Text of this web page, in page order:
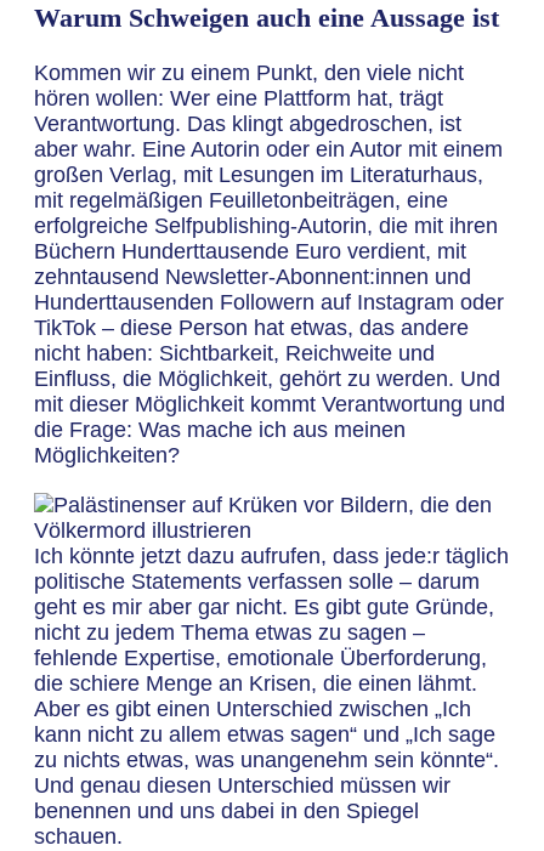
Warum Schweigen auch eine Aussage ist
Kommen wir zu einem Punkt, den viele nicht
hören wollen: Wer eine Plattform hat, trägt
Verantwortung. Das klingt abgedroschen, ist
aber wahr. Eine Autorin oder ein Autor mit einem
großen Verlag, mit Lesungen im Literaturhaus,
mit regelmäßigen Feuilletonbeiträgen, eine
erfolgreiche Selfpublishing-Autorin, die mit ihren
Büchern Hunderttausende Euro verdient, mit
zehntausend Newsletter-Abonnent:innen und
Hunderttausenden Followern auf Instagram oder
TikTok – diese Person hat etwas, das andere
nicht haben: Sichtbarkeit, Reichweite und
Einfluss, die Möglichkeit, gehört zu werden. Und
mit dieser Möglichkeit kommt Verantwortung und
die Frage: Was mache ich aus meinen
Möglichkeiten?
Ich könnte jetzt dazu aufrufen, dass jede:r täglich
politische Statements verfassen solle – darum
geht es mir aber gar nicht. Es gibt gute Gründe,
nicht zu jedem Thema etwas zu sagen –
fehlende Expertise, emotionale Überforderung,
die schiere Menge an Krisen, die einen lähmt.
Aber es gibt einen Unterschied zwischen „Ich
kann nicht zu allem etwas sagen“ und „Ich sage
zu nichts etwas, was unangenehm sein könnte“.
Und genau diesen Unterschied müssen wir
benennen und uns dabei in den Spiegel
schauen.